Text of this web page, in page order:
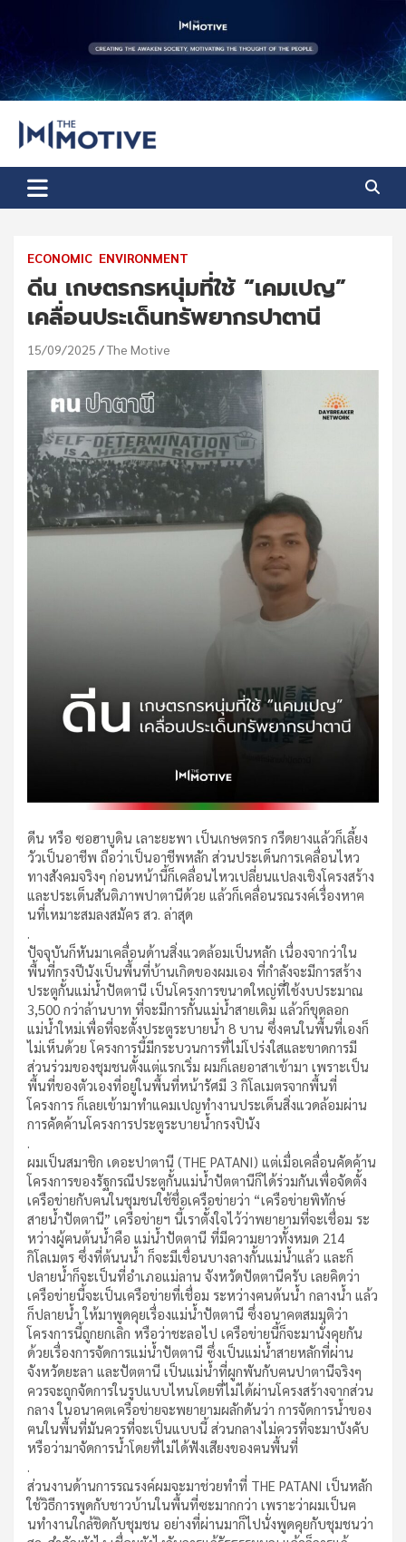
content
The Motive
ECONOMIC ENVIRONMENT
ดีน เกษตรกรหนุ่มที่ใช้ “เคมเปญ”
เคลื่อนประเด็นทรัพยากรปาตานี
15/09/2025 The Motive
ดีน หรือ ซอฮาบูดิน เลาะยะพา เป็นเกษตรกร กรีดยางแล้วก็เลี้ยง
วัวเป็นอาชีพ ถือว่าเป็นอาชีพหลัก ส่วนประเด็นการเคลื่อนไหว
ทางสังคมจริงๆ ก่อนหน้านี้ก็เคลื่อนไหวเปลี่ยนแปลงเชิงโครงสร้าง
และประเด็นสันติภาพปาตานีด้วย แล้วก็เคลื่อนรณรงค์เรื่องหาฅ
นที่เหมาะสมลงสมัคร สว. ล่าสุด
.
ปัจจุบันก็หันมาเคลื่อนด้านสิ่งแวดล้อมเป็นหลัก เนื่องจากว่าใน
พื้นที่กรงปีนังเป็นพื้นที่บ้านเกิดของผมเอง ที่กำลังจะมีการสร้าง
ประตูกั้นแม่น้ำปัตตานี เป็นโครงการขนาดใหญ่ที่ใช้งบประมาณ
3,500 กว่าล้านบาท ที่จะมีการกั้นแม่น้ำสายเดิม แล้วก็ขุดลอก
แม่น้ำใหม่เพื่อที่จะตั้งประตูระบายน้ำ 8 บาน ซึ่งฅนในพื้นที่เองก็
ไม่เห็นด้วย โครงการนี้มีกระบวนการที่ไม่โปร่งใสและขาดการมี
ส่วนร่วมของชุมชนตั้งแต่แรกเริ่ม ผมก็เลยอาสาเข้ามา เพราะเป็น
พื้นที่ของตัวเองที่อยู่ในพื้นที่หน้ารัศมี 3 กิโลเมตรจากพื้นที่
โครงการ ก็เลยเข้ามาทำแคมเปญทำงานประเด็นสิ่งแวดล้อมผ่าน
การคัดค้านโครงการประตูระบายน้ำกรงปินัง
.
ผมเป็นสมาชิก เดอะปาตานี (THE PATANI) แต่เมื่อเคลื่อนคัดค้าน
โครงการของรัฐกรณีประตูกั้นแม่น้ำปัตตานีก็ได้ร่วมกันเพื่อจัดตั้ง
เครือข่ายกับฅนในชุมชนใช้ชื่อเครือข่ายว่า “เครือข่ายพิทักษ์
สายน้ำปัตตานี” เครือข่ายฯ นี้เราตั้งใจไว้ว่าพยายามที่จะเชื่อม ระ
หว่างผู้ฅนต้นน้ำคือ แม่น้ำปัตตานี ที่มีความยาวทั้งหมด 214
กิโลเมตร ซึ่งที่ต้นนน้ำ ก็จะมีเขื่อนบางลางกั้นแม่น้ำแล้ว และก็
ปลายน้ำก็จะเป็นที่อำเภอแม่ลาน จังหวัดปัตตานีครับ เลยคิดว่า
เครือข่ายนี้จะเป็นเครือข่ายที่เชื่อม ระหว่างฅนต้นน้ำ กลางน้ำ แล้ว
ก็ปลายน้ำ ให้มาพูดคุยเรื่องแม่น้ำปัตตานี ซึ่งอนาคตสมมุติว่า
โครงการนี้ถูกยกเลิก หรือว่าชะลอไป เครือข่ายนี้ก็จะมานั่งคุยกัน
ด้วยเรื่องการจัดการแม่น้ำปัตตานี ซึ่งเป็นแม่น้ำสายหลักที่ผ่าน
จังหวัดยะลา และปัตตานี เป็นแม่น้ำที่ผูกพันกับฅนปาตานีจริงๆ
ควรจะถูกจัดการในรูปแบบไหนโดยที่ไม่ได้ผ่านโครงสร้างจากส่วน
กลาง ในอนาคตเครือข่ายจะพยายามผลักดันว่า การจัดการน้ำของ
ฅนในพื้นที่มันควรที่จะเป็นแบบนี้ ส่วนกลางไม่ควรที่จะมาบังคับ
หรือว่ามาจัดการน้ำโดยที่ไม่ได้ฟังเสียงของฅนพื้นที่
.
ส่วนงานด้านการรณรงค์ผมจะมาช่วยทําที่ THE PATANI เป็นหลัก
ใช้วิธีการพูดกับชาวบ้านในพื้นที่ซะมากกว่า เพราะว่าผมเป็นฅ
นทำงานใกล้ชิดกับชุมชน อย่างที่ผ่านมาก็ไปนั่งพูดคุยกับชุมชนว่า